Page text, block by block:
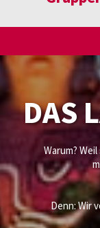
DAS
Warum?
Denn: Wir